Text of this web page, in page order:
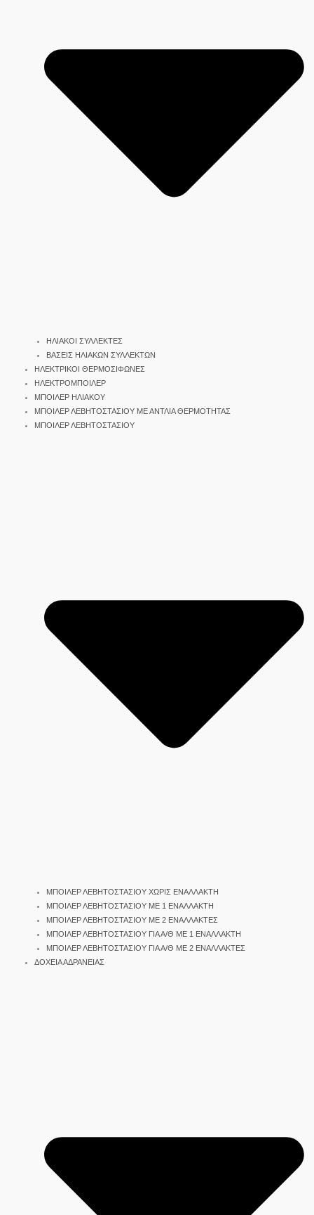
ΗΛΙΑΚΟΙ ΣΥΛΛΕΚΤΕΣ
ΒΑΣΕΙΣ ΗΛΙΑΚΩΝ ΣΥΛΛΕΚΤΩΝ
ΗΛΕΚΤΡΙΚΟΙ ΘΕΡΜΟΣΙΦΩΝΕΣ
ΗΛΕΚΤΡΟΜΠΟΙΛΕΡ
ΜΠΟΙΛΕΡ ΗΛΙΑΚΟΥ
ΜΠΟΙΛΕΡ ΛΕΒΗΤΟΣΤΑΣΙΟΥ ΜΕ ΑΝΤΛΙΑ ΘΕΡΜΟΤΗΤΑΣ
ΜΠΟΙΛΕΡ ΛΕΒΗΤΟΣΤΑΣΙΟΥ
ΜΠΟΙΛΕΡ ΛΕΒΗΤΟΣΤΑΣΙΟΥ ΧΩΡΙΣ ΕΝΑΛΛΑΚΤΗ
ΜΠΟΙΛΕΡ ΛΕΒΗΤΟΣΤΑΣΙΟΥ ΜΕ 1 ΕΝΑΛΛΑΚΤΗ
ΜΠΟΙΛΕΡ ΛΕΒΗΤΟΣΤΑΣΙΟΥ ΜΕ 2 ΕΝΑΛΛΑΚΤΕΣ
ΜΠΟΙΛΕΡ ΛΕΒΗΤΟΣΤΑΣΙΟΥ ΓΙΑ Α/Θ ΜΕ 1 ΕΝΑΛΛΑΚΤΗ
ΜΠΟΙΛΕΡ ΛΕΒΗΤΟΣΤΑΣΙΟΥ ΓΙΑ Α/Θ ΜΕ 2 ΕΝΑΛΛΑΚΤΕΣ
ΔΟΧΕΙΑ ΑΔΡΑΝΕΙΑΣ